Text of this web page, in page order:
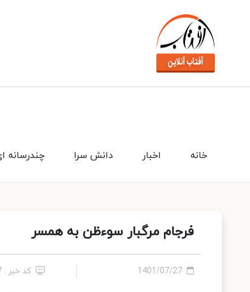
چندرسانه دانش سرا اخبار خانه
فرجام مرگبار سوءظن به همسر
1401/07/27 کد خبر : 8697